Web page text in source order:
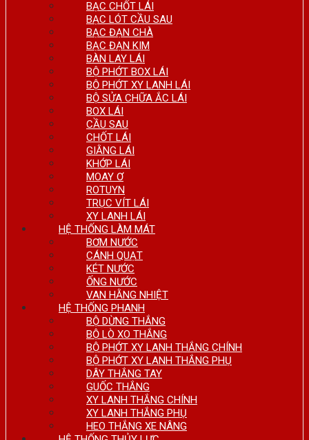
BẠC CHỐT LÁI
BẠC LÓT CẦU SAU
BẠC ĐẠN CHÀ
BẠC ĐẠN KIM
BÀN LAY LÁI
BỘ PHỚT BOX LÁI
BỘ PHỚT XY LANH LÁI
BỘ SỬA CHỮA ẮC LÁI
BOX LÁI
CẦU SAU
CHỐT LÁI
GIẰNG LÁI
KHỚP LÁI
MOAY Ơ
ROTUYN
TRỤC VÍT LÁI
XY LANH LÁI
HỆ THỐNG LÀM MÁT
BƠM NƯỚC
CÁNH QUẠT
KÉT NƯỚC
ỐNG NƯỚC
VAN HẰNG NHIỆT
HỆ THỐNG PHANH
BỘ DỪNG THẮNG
BỘ LÒ XO THẮNG
BỘ PHỚT XY LANH THẮNG CHÍNH
BỘ PHỚT XY LANH THẮNG PHỤ
DÂY THẮNG TAY
GUỐC THẮNG
XY LANH THẮNG CHÍNH
XY LANH THẮNG PHỤ
HEO THẮNG XE NÂNG